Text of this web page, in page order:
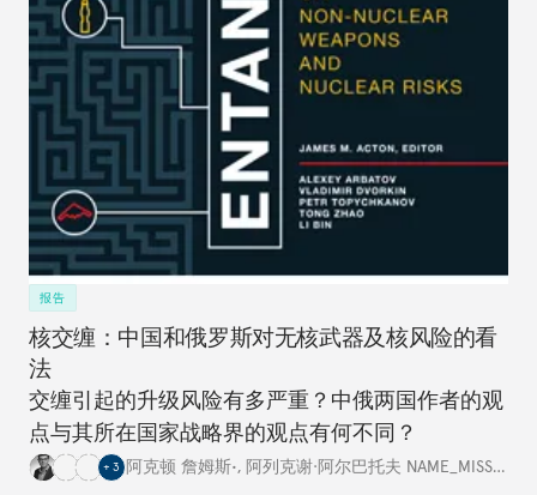
报告
核交缠：中国和俄罗斯对无核武器及核风险的看
法
交缠引起的升级风险有多严重？中俄两国作者的观
点与其所在国家战略界的观点有何不同？
+ 3 阿克顿 詹姆斯•, 阿列克谢·阿尔巴托夫 NAME_MISSING